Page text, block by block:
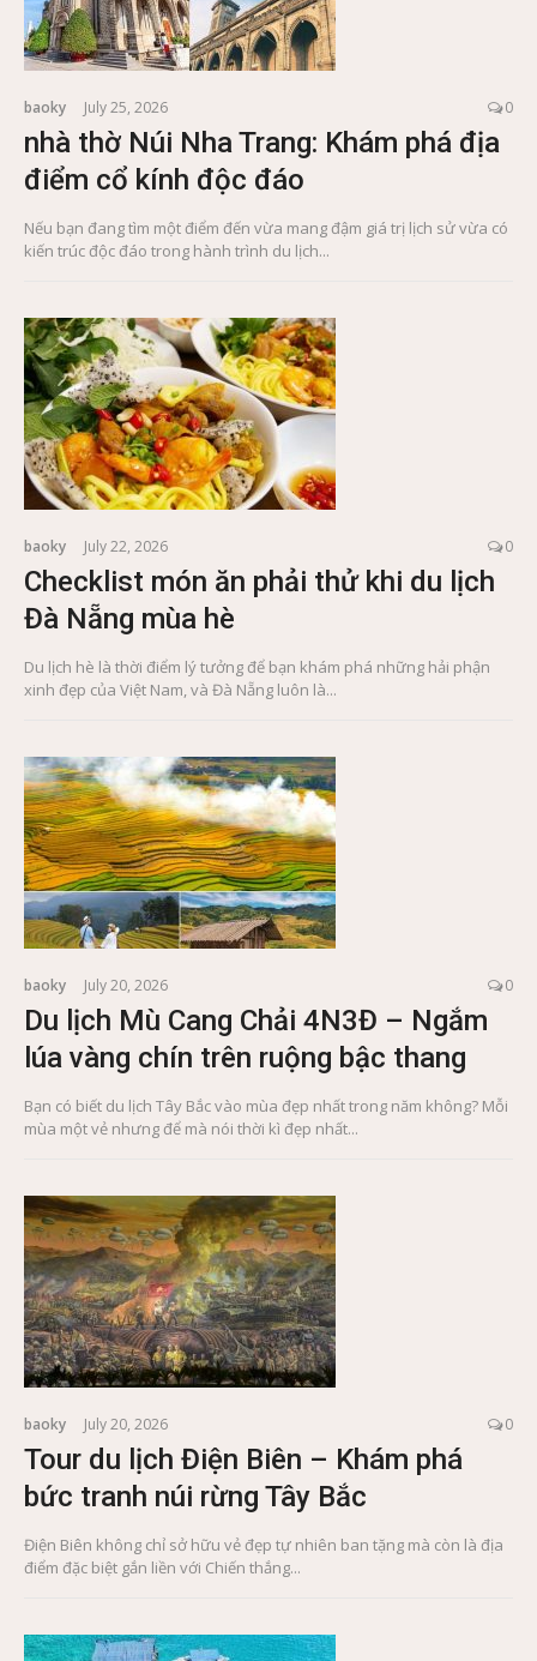
baoky July 25, 2026 0
nhà thờ Núi Nha Trang: Khám phá địa
điểm cổ kính độc đáo
Nếu bạn đang tìm một điểm đến vừa mang đậm giá trị lịch sử vừa có
kiến trúc độc đáo trong hành trình du lịch...
baoky July 22, 2026 0
Checklist món ăn phải thử khi du lịch
Đà Nẵng mùa hè
Du lịch hè là thời điểm lý tưởng để bạn khám phá những hải phận
xinh đẹp của Việt Nam, và Đà Nẵng luôn là...
baoky July 20, 2026 0
Du lịch Mù Cang Chải 4N3Đ – Ngắm
lúa vàng chín trên ruộng bậc thang
Bạn có biết du lịch Tây Bắc vào mùa đẹp nhất trong năm không? Mỗi
mùa một vẻ nhưng để mà nói thời kì đẹp nhất...
baoky July 20, 2026 0
Tour du lịch Điện Biên – Khám phá
bức tranh núi rừng Tây Bắc
Điện Biên không chỉ sở hữu vẻ đẹp tự nhiên ban tặng mà còn là địa
điểm đặc biệt gắn liền với Chiến thắng...